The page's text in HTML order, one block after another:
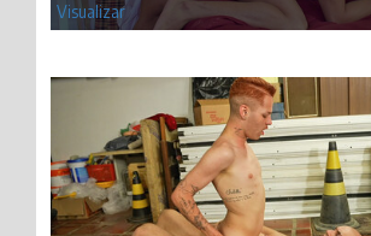
Visualizar